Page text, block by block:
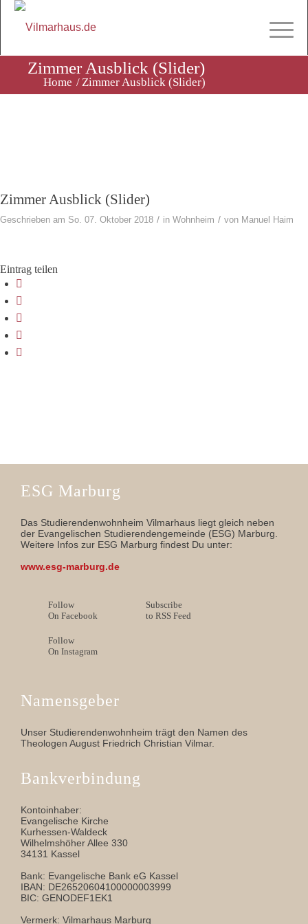
Zimmer Ausblick (Slider)
Home /Zimmer Ausblick (Slider)
Zimmer Ausblick (Slider)
Geschrieben am So. 07. Oktober 2018 / in Wohnheim / von Manuel Haim
Eintrag teilen
ESG Marburg
Das Studierendenwohnheim Vilmarhaus liegt gleich neben
der Evangelischen Studierendengemeinde (ESG) Marburg.
Weitere Infos zur ESG Marburg findest Du unter:
www.esg-marburg.de
Follow
On Facebook
Subscribe
to RSS Feed
Follow
On Instagram
Namensgeber
Unser Studierendenwohnheim trägt den Namen des
Theologen August Friedrich Christian Vilmar.
Bankverbindung
Kontoinhaber:
Evangelische Kirche
Kurhessen-Waldeck
Wilhelmshöher Allee 330
34131 Kassel
Bank: Evangelische Bank eG Kassel
IBAN: DE26520604100000003999
BIC: GENODEF1EK1
Vermerk: Vilmarhaus Marburg